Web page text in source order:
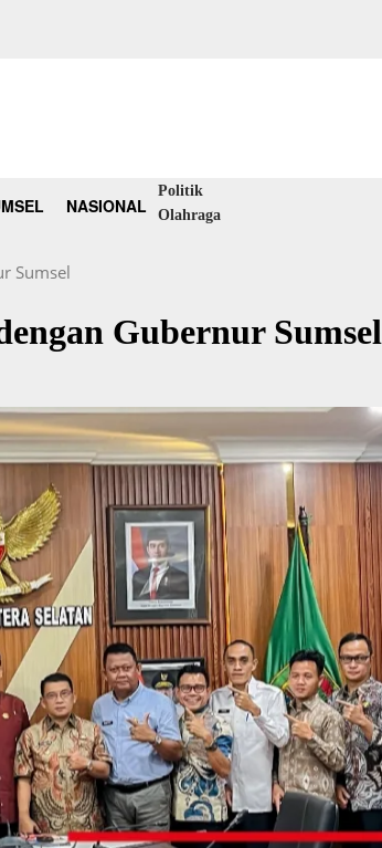
NASIONAL
Politik
Olahraga
Sumsel
Gubernur Sumsel